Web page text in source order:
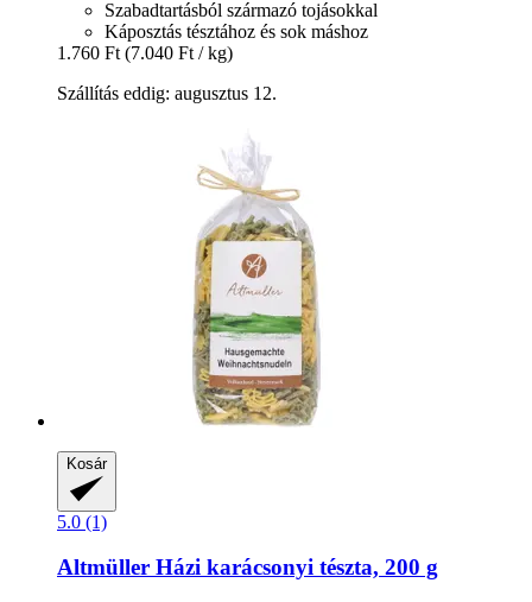
Szabadtartásból származó tojásokkal
Káposztás tésztához és sok máshoz
1.760 Ft (7.040 Ft / kg)
Szállítás eddig: augusztus 12.
Kosár
5.0 (1)
Altmüller Házi karácsonyi tészta, 200 g